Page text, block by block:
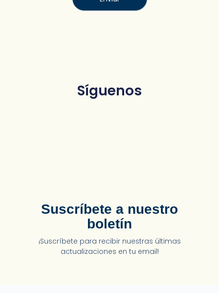
Síguenos
Suscríbete a nuestro
boletín
¡Suscríbete para recibir nuestras últimas
actualizaciones en tu email!